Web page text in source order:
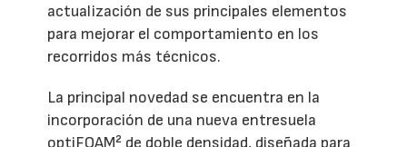
actualización de sus principales elementos
para mejorar el comportamiento en los
recorridos más técnicos.
La principal novedad se encuentra en la
incorporación de una nueva entresuela
optiFOAM² de doble densidad, diseñada para